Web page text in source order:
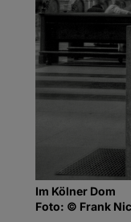
Im Kölner Dom
Foto: © Frank